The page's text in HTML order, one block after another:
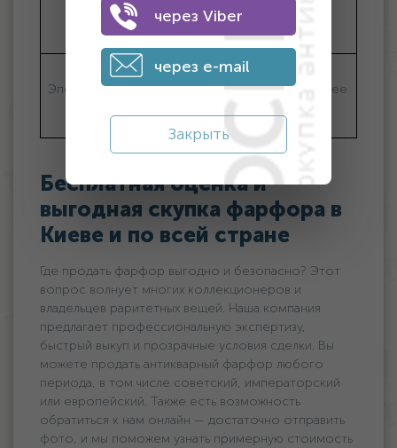
увеличивает
Эпоха
Исторический
изделия более
Бесплатная оценка и
выгодная скупка фарфора в
Киеве и по всей стране
Где продать фарфор выгодно и безопасно? Этот
вопрос волнует многих коллекционеров и
владельцев раритетных вещей. Наша компания
предлагает профессиональную экспертизу,
быстрый выкуп и прозрачные условия сделки. Вы
можете продать антикварный фарфор любого
периода, в том числе советский, императорский
или европейский. Также есть возможность
обратиться к нам онлайн — достаточно отправить
фото, и мы поможем узнать примерную стоимость
через Viber
через e-mail
Закрыть